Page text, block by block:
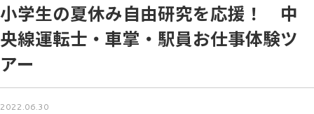
小学生の夏休み自由研究を応援！ 中
央線運転士・車掌・駅員お仕事体験ツ
アー
2022.06.30